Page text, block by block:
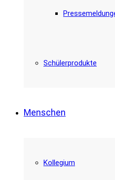
Schülerprodukte
Menschen
Kollegium